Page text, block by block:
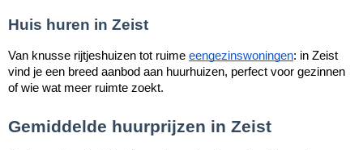
Huis huren in Zeist
Van knusse rijtjeshuizen tot ruime eengezinswoningen: in Zeist
vind je een breed aanbod aan huurhuizen, perfect voor gezinnen
of wie wat meer ruimte zoekt.
Gemiddelde huurprijzen in Zeist